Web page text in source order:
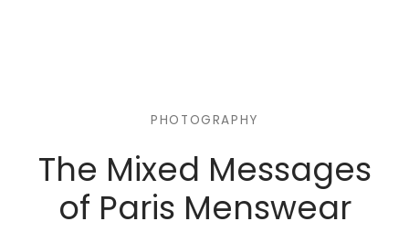
PHOTOGRAPHY
The Mixed Messages
of Paris Menswear